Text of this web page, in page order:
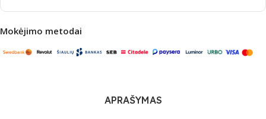
Mokėjimo metodai
APRAŠYMAS